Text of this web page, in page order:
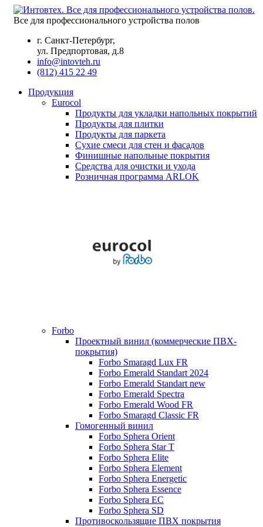
Все для профессионального устройства полов
г. Санкт-Петербург,
ул. Предпортовая, д.8
info@intovteh.ru
(812) 415 22 49
Продукция
Eurocol
Продукты для укладки напольных покрытий
Продукты для плитки
Продукты для паркета
Сухие смеси для стен и фасадов
Финишные напольные покрытия
Средства для очистки и ухода
Розничная программа ARLOK
Forbo
Проектный винил (коммерческие ПВХ-
покрытия)
Forbo Smaragd Lux FR
Forbo Emerald Standart 2024
Forbo Emerald Standart new
Forbo Emerald Spectra
Forbo Emerald Wood FR
Forbo Smaragd Classic FR
Гомогенный винил
Forbo Sphera Orient
Forbo Sphera Star T
Forbo Sphera Elite
Forbo Sphera Element
Forbo Sphera Energetic
Forbo Sphera Essence
Forbo Sphera EC
Forbo Sphera SD
Противоскользящие ПВХ покрытия